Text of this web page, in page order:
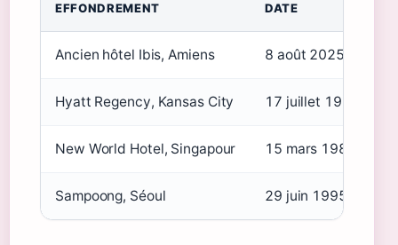
EFFONDREMENT DATE
Ancien hôtel Ibis, Amiens 8 août 2025
Hyatt Regency, Kansas City 17 juillet 1981
New World Hotel, Singapour 15 mars 1986
Sampoong, Séoul 29 juin 1995